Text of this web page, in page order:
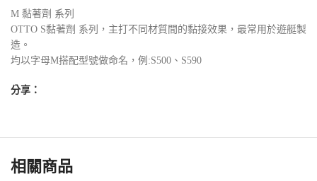
M 黏著劑 系列
OTTO S黏著劑 系列，主打不同材質間的黏接效果，最常用於遊艇製
造。
均以字母M搭配型號做命名，例:S500、S590
分享：
相關商品